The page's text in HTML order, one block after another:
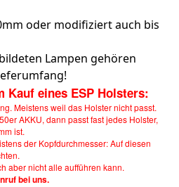
oder modifiziert auch bis
Lampen gehören
Kauf eines ESP Holsters:
Meistens weil das Holster nicht passt.
AKKU, dann passt fast jedes Holster,
ist.
der Kopfdurchmesser: Auf diesen
aber nicht alle aufführen kann.
bei uns.